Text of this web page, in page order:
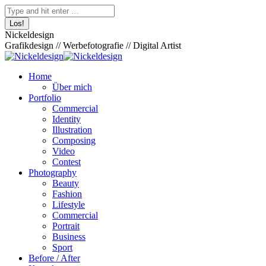
Zum
Inhalt
springen
Facebook
page
opens
in
new
window
Pinterest
page
opens
in
new
window
Skype
page
opens
in
new
window
500px
page
opens
in
new
window
XING
page
opens
in
new
window
Instagram
page
opens
in
new
window
YouTube
page
opens
in
new
window
Behance
page
opens
in
new
window
Search:
Nickeldesign
Grafikdesign // Werbefotografie // Digital Artist
Home
Über mich
Portfolio
Commercial
Identity
Illustration
Composing
Video
Contest
Photography
Beauty
Fashion
Lifestyle
Commercial
Portrait
Business
Sport
Before / After